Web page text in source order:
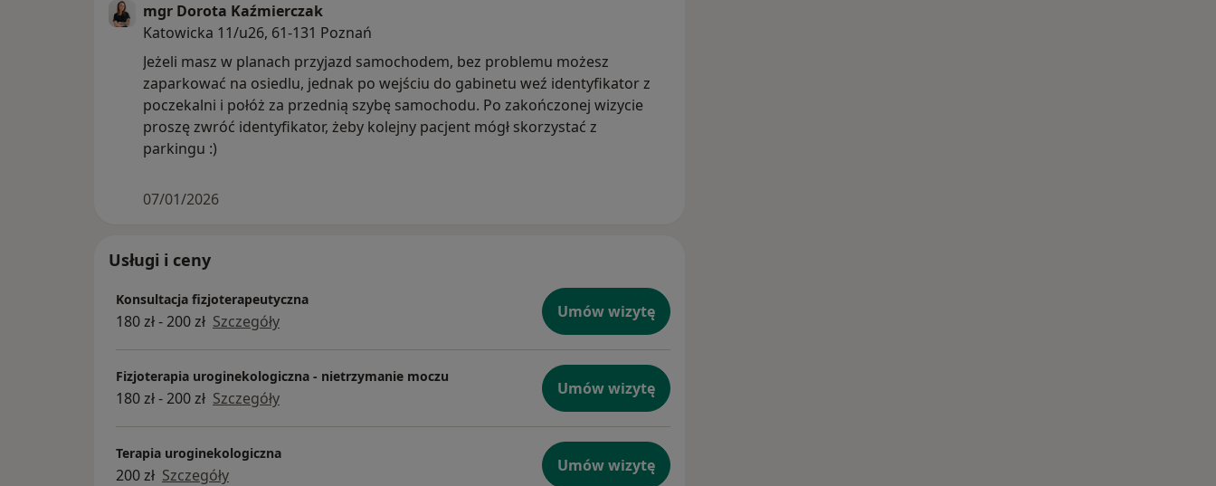
mgr Dorota Kaźmierczak
Katowicka 11/u26, 61-131 Poznań
Jeżeli masz w planach przyjazd samochodem, bez problemu możesz
zaparkować na osiedlu, jednak po wejściu do gabinetu weź identyfikator z
poczekalni i połóż za przednią szybę samochodu. Po zakończonej wizycie
proszę zwróć identyfikator, żeby kolejny pacjent mógł skorzystać z
parkingu :)
07/01/2026
Usługi i ceny
Konsultacja fizjoterapeutyczna
180 zł - 200 zł Szczegóły Umów wizytę
Fizjoterapia uroginekologiczna - nietrzymanie moczu
180 zł - 200 zł Szczegóły Umów wizytę
Terapia uroginekologiczna
200 zł Szczegóły Umów wizytę